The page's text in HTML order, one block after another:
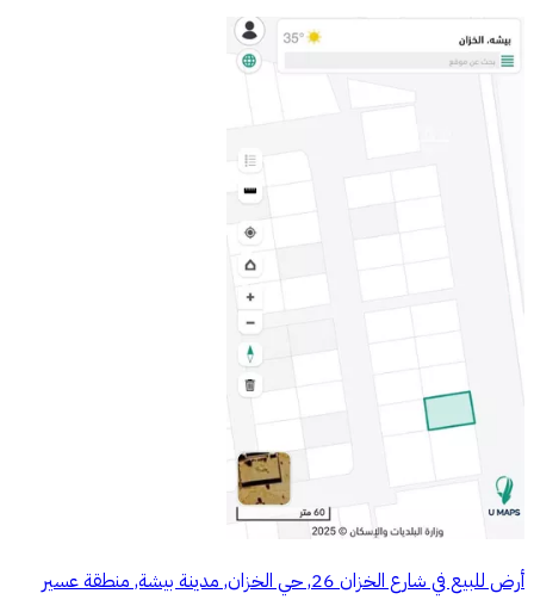
أرض للبيع في شارع الخزان 26, حي الخزان, مدينة بيشة, منطقة عسير